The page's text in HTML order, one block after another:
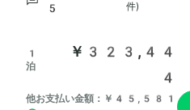
5
件)
1
泊
￥323,44
4
他お支払い金額：￥45,581